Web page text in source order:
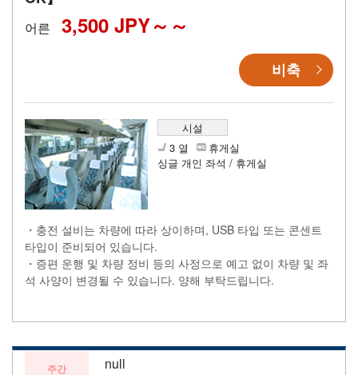
어른 3,500 JPY～
비축
시설
3 열
휴게실
싱글 개인 좌석 / 휴게실
・충전 설비는 차량에 따라 상이하며, USB 타입 또는 콘센트
타입이 준비되어 있습니다.
・증편 운행 및 차량 정비 등의 사정으로 예고 없이 차량 및 좌
석 사양이 변경될 수 있습니다. 양해 부탁드립니다.
주간 null